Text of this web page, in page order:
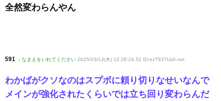
全然変わらんやん
591 : なまえをいれてください 2025/03/13(木) 12:28:24.52 ID:ezT93TUs0 .net
わかばがクソなのはスプボに頼り切りなせいなんで
メインが強化されたくらいでは立ち回り変わらんだ